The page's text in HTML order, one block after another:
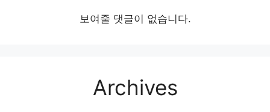
보여줄 댓글이 없습니다.
Archives